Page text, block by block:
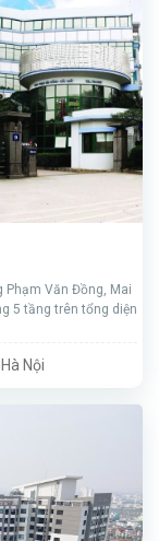
Phạm Văn Đồng, Mai
5 tầng trên tổng diện
Nội